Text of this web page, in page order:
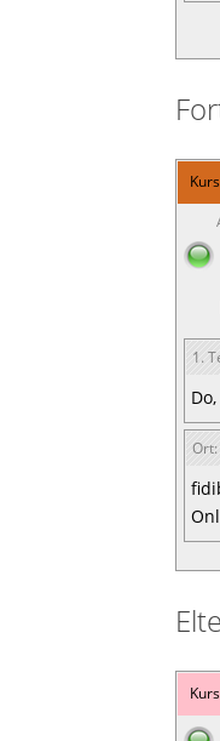
Kurs
1.
Ort:
Kurs